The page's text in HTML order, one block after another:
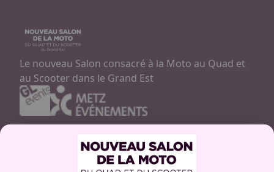
Le nouveau Salon consacré à la Moto au Quad et
au Scooter dans le Grand Est
Contactez-nous